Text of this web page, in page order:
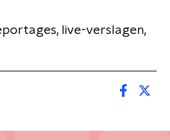
live-verslagen,